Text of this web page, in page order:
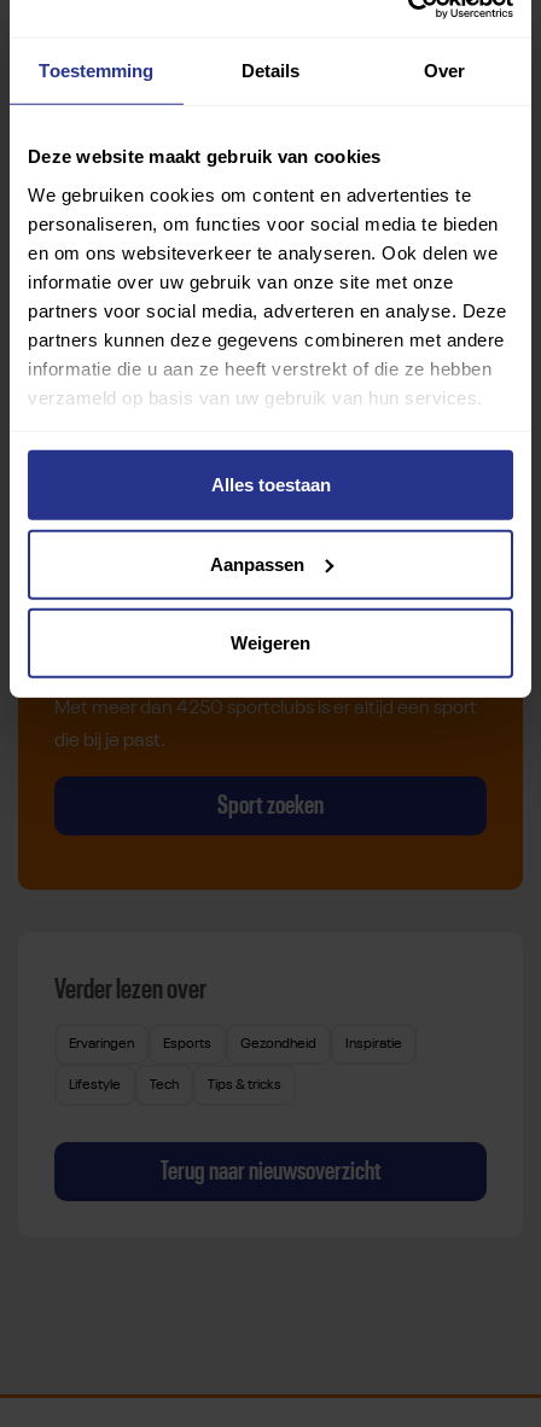
Toestemming Details Over
Deze website maakt gebruik van cookies
We gebruiken cookies om content en advertenties te
personaliseren, om functies voor social media te bieden
en om ons websiteverkeer te analyseren. Ook delen we
informatie over uw gebruik van onze site met onze
partners voor social media, adverteren en analyse. Deze
partners kunnen deze gegevens combineren met andere
informatie die u aan ze heeft verstrekt of die ze hebben
verzameld op basis van uw gebruik van hun services.
Alles toestaan
Aanpassen
Weigeren
Deel op Facebook
Deel op Linkedin
Vind jouw sport
Van atletiek tot zwemmen: met onze Sportzoeker
vind je gemakkelijk jouw favoriete sport of activiteit.
Met meer dan 4250 sportclubs is er altijd een sport
die bij je past.
Sport zoeken
Verder lezen over
Ervaringen Esports Gezondheid Inspiratie
Lifestyle Tech Tips & tricks
Terug naar nieuwsoverzicht